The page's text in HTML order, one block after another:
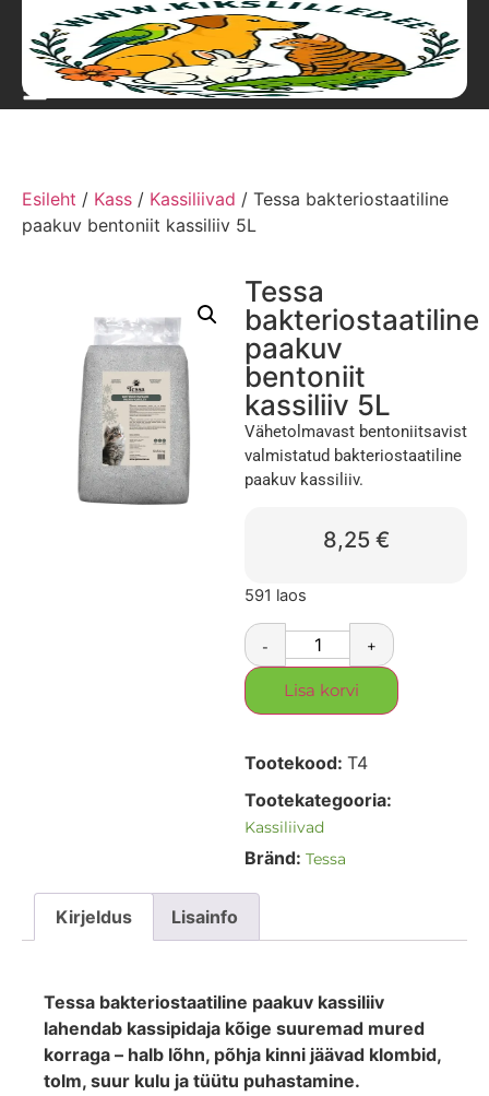
Esileht / Kass / Kassiliivad / Tessa bakteriostaatiline
paakuv bentoniit kassiliiv 5L
Tessa
bakteriostaatiline
paakuv
bentoniit
kassiliiv 5L
Vähetolmavast bentoniitsavist
valmistatud bakteriostaatiline
paakuv kassiliiv.
8,25 €
591 laos
- +
Lisa korvi
Tootekood: T4
Tootekategooria:
Kassiliivad
Bränd: Tessa
Kirjeldus Lisainfo
Tessa bakteriostaatiline paakuv kassiliiv
lahendab kassipidaja kõige suuremad mured
korraga – halb lõhn, põhja kinni jäävad klombid,
tolm, suur kulu ja tüütu puhastamine.